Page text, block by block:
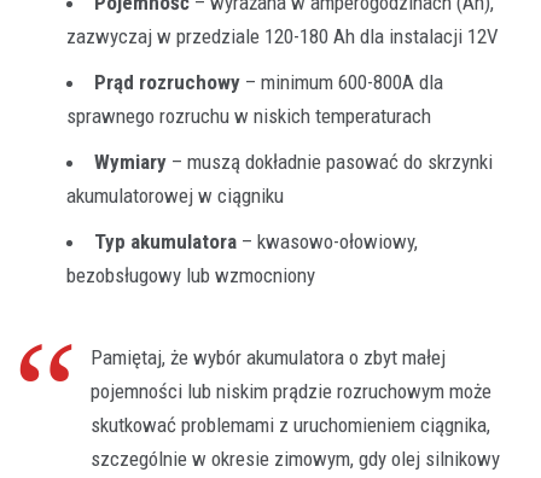
zazwyczaj w przedziale 120-180 Ah dla instalacji 12V
Prąd rozruchowy – minimum 600-800A dla
sprawnego rozruchu w niskich temperaturach
Wymiary – muszą dokładnie pasować do skrzynki
akumulatorowej w ciągniku
Typ akumulatora – kwasowo-ołowiowy,
bezobsługowy lub wzmocniony
Pamiętaj, że wybór akumulatora o zbyt małej
pojemności lub niskim prądzie rozruchowym może
skutkować problemami z uruchomieniem ciągnika,
szczególnie w okresie zimowym, gdy olej silnikowy